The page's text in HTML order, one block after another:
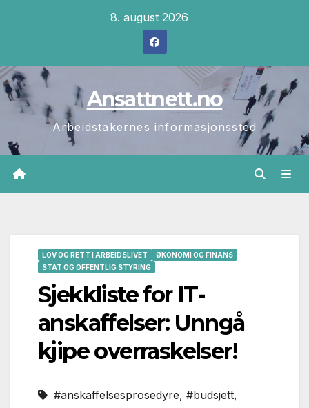
8. august 2026
Ansattnett.no
Arbeidstakernes informasjonssted
LOV OG RETT I ARBEIDSLIVET
ØKONOMI OG FINANS
STAT OG OFFENTLIG STYRING
Sjekkliste for IT-
anskaffelser: Unngå
kjipe overraskelser!
#anskaffelsesprosedyre, #budsjett,